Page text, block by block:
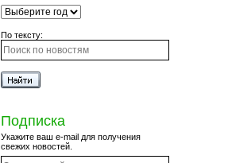
По тексту:
Подписка
Укажите ваш e-mail для получения
свежих новостей.